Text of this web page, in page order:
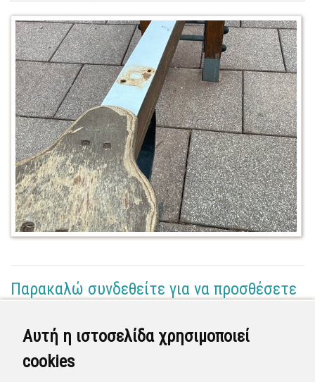
Αυτή η ιστοσελίδα χρησιμοποιεί
cookies
Παρακαλώ συνδεθείτε για να προσθέσετε
(Διαχειριστής)